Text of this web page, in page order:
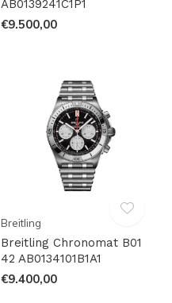
AB0139241C1P1
€9.500,00
Breitling
Breitling Chronomat B01
42 AB0134101B1A1
€9.400,00